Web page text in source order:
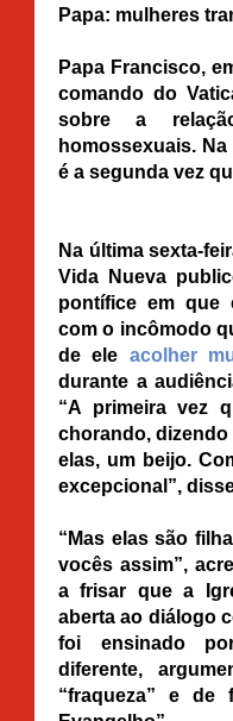
Papa: mulheres
Papa Francisco,
comando do
sobre a
homossexuais.
é a segunda vez
Na última sexta-
Vida Nueva
pontífice em que
com o incômodo
de ele acolher
durante a
“A primeira vez
chorando, dizendo
elas, um beijo.
excepcional”,
“Mas elas são
vocês assim”,
a frisar que a
aberta ao diálogo
foi ensinado
diferente,
“fraqueza” e